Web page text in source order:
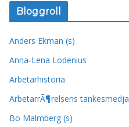
Bloggroll
Anders Ekman (s)
Anna-Lena Lodenius
Arbetarhistoria
ArbetarrÃ¶relsens tankesmedja
Bo Malmberg (s)